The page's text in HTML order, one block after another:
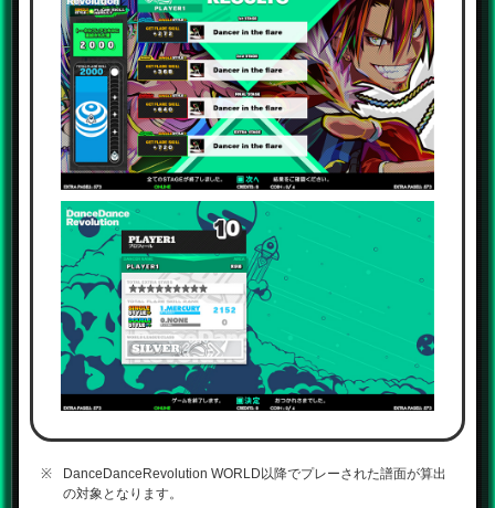
DanceDanceRevolution WORLD以降でプレーされた譜面が算出
の対象となります。